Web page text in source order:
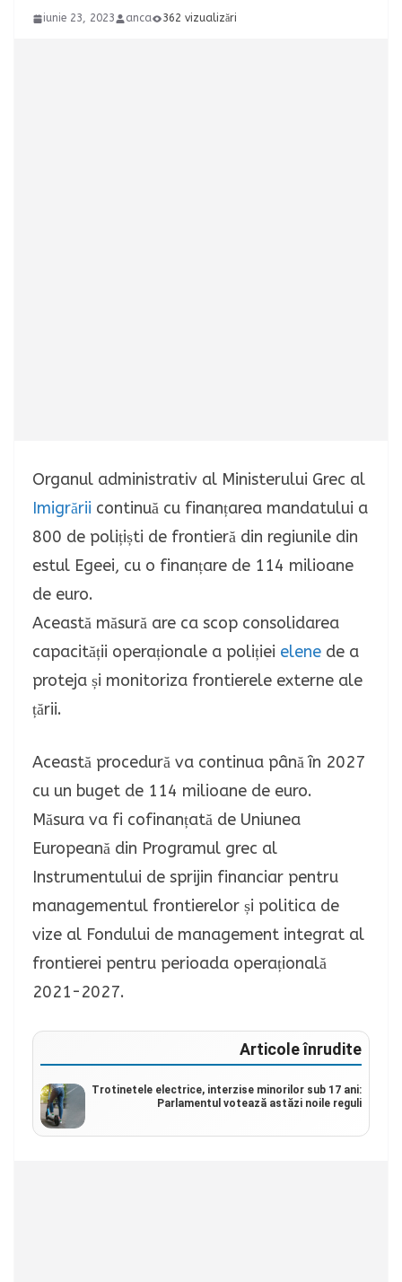
iunie 23, 2023 anca 362 vizualizări
Organul administrativ al Ministerului Grec al
Imigrării continuă cu finanțarea mandatului a
800 de polițiști de frontieră din regiunile din
estul Egeei, cu o finanțare de 114 milioane
de euro.
Această măsură are ca scop consolidarea
capacității operaționale a poliției elene de a
proteja și monitoriza frontierele externe ale
țării.
Această procedură va continua până în 2027
cu un buget de 114 milioane de euro.
Măsura va fi cofinanțată de Uniunea
Europeană din Programul grec al
Instrumentului de sprijin financiar pentru
managementul frontierelor și politica de
vize al Fondului de management integrat al
frontierei pentru perioada operațională
2021-2027.
Articole înrudite
Trotinetele electrice, interzise minorilor sub 17 ani:
Parlamentul votează astăzi noile reguli